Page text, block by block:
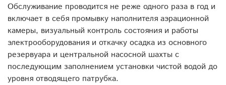
Обслуживание проводится не реже одного раза в год и
включает в себя промывку наполнителя аэрационной
камеры, визуальный контроль состояния и работы
электрооборудования и откачку осадка из основного
резервуара и центральной насосной шахты с
последующим заполнением установки чистой водой до
уровня отводящего патрубка.